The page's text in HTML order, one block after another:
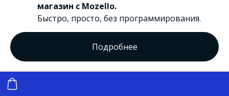
магазин с Mozello.
Быстро, просто, без программирования.
Подробнее